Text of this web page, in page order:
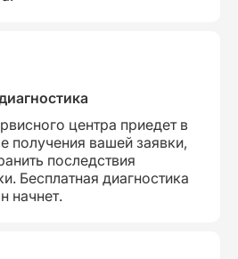
центра приедет в
получения вашей заявки,
последствия
Бесплатная диагностика
начнет.